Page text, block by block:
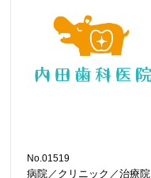
No.01519
病院／クリニック／治療院